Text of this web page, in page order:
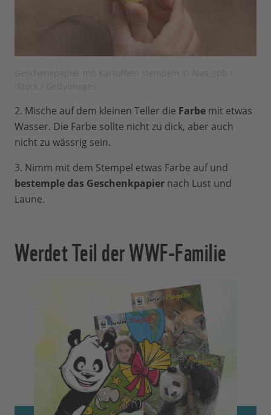
2. Mische auf dem kleinen Teller die Farbe mit etwas
Wasser. Die Farbe sollte nicht zu dick, aber auch
nicht zu wässrig sein.
3. Nimm mit dem Stempel etwas Farbe auf und
bestemple das Geschenkpapier nach Lust und
Laune.
Werdet Teil der WWF-Familie